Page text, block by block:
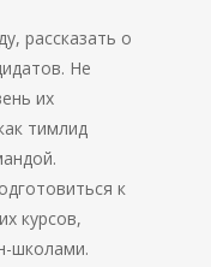
рассказать о
Не
их
тимлид
к
курсов,
школами.